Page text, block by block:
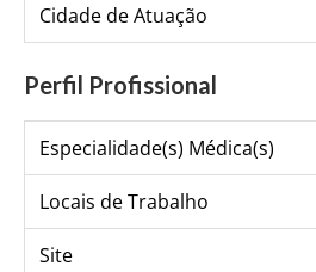
Cidade de Atuação
Perfil Profissional
Especialidade(s) Médica(s)
Locais de Trabalho
Site